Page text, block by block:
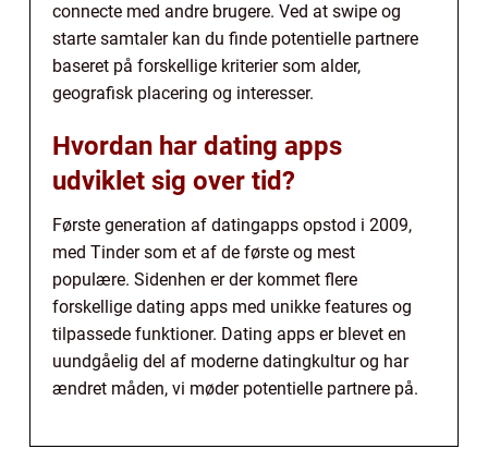
connecte med andre brugere. Ved at swipe og
starte samtaler kan du finde potentielle partnere
baseret på forskellige kriterier som alder,
geografisk placering og interesser.
Hvordan har dating apps
udviklet sig over tid?
Første generation af datingapps opstod i 2009,
med Tinder som et af de første og mest
populære. Sidenhen er der kommet flere
forskellige dating apps med unikke features og
tilpassede funktioner. Dating apps er blevet en
uundgåelig del af moderne datingkultur og har
ændret måden, vi møder potentielle partnere på.